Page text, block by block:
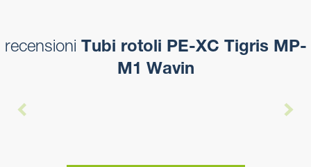
recensioni Tubi rotoli PE-XC Tigris MP-
M1 Wavin